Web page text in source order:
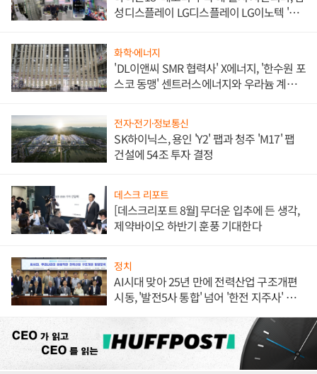
성디스플레이 LG디스플레이 LG이노텍 '탈
화학·에너지
'DL이앤씨 SMR 협력사' X에너지, '한수원 포
스코 동맹' 센트러스에너지와 우라늄 계약
전자·전기·정보통신
SK하이닉스, 용인 'Y2' 팹과 청주 'M17' 팹
건설에 54조 투자 결정
데스크 리포트
[데스크리포트 8월] 무더운 입추에 든 생각,
제약바이오 하반기 훈풍 기대한다
정치
AI시대 맞아 25년 만에 전력산업 구조개편
시동, '발전5사 통합' 넘어 '한전 지주사' 재편